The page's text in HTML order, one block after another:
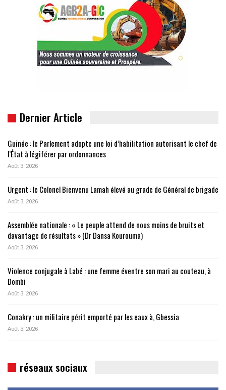
Dernier Article
Guinée : le Parlement adopte une loi d’habilitation autorisant le chef de
l’État à légiférer par ordonnances
Août 3, 2026
Urgent : le Colonel Bienvenu Lamah élevé au grade de Général de brigade
Août 3, 2026
Assemblée nationale : « Le peuple attend de nous moins de bruits et
davantage de résultats » (Dr Dansa Kourouma)
Août 3, 2026
Violence conjugale à Labé : une femme éventre son mari au couteau, à
Dombi
Août 3, 2026
Conakry : un militaire périt emporté par les eaux à, Gbessia
Août 3, 2026
réseaux sociaux